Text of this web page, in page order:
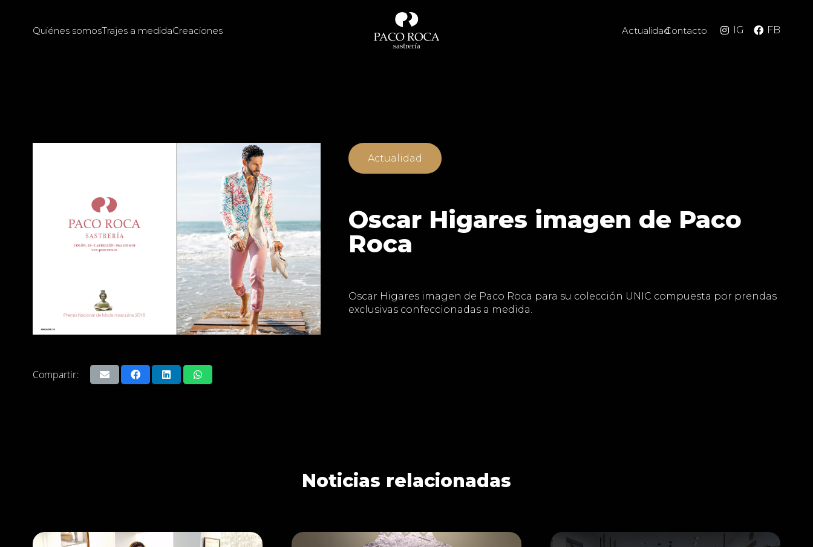
Quiénes somosTrajes a medidaCreaciones ActualidadContacto IG FB
Compartir:
Actualidad
Oscar Higares imagen de Paco
Roca
Oscar Higares imagen de Paco Roca para su colección UNIC compuesta por prendas
exclusivas confeccionadas a medida.
Noticias relacionadas